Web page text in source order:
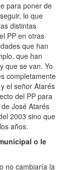
para poner de
lo que
distintas
PP en otras
que han
que han
que se van. Yo
completamente
el señor Atarés
del PP para
José Atarés
2003 sino que
años.
o le
no cambiaría la